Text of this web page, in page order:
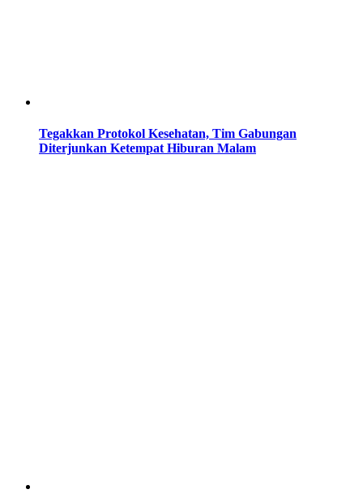
Tegakkan Protokol Kesehatan, Tim Gabungan
Diterjunkan Ketempat Hiburan Malam